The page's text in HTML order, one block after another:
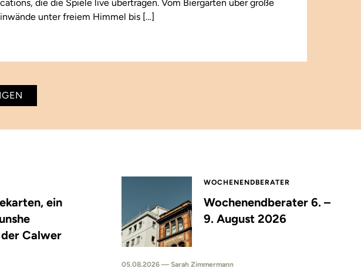
die die Spiele live übertragen. Vom Biergarten über große
unter freiem Himmel bis […]
ein
Calwer
WOCHENENDBERATER
Wochenendberater 6. –
9. August 2026
05.08.2026 — Sarah Zimmermann